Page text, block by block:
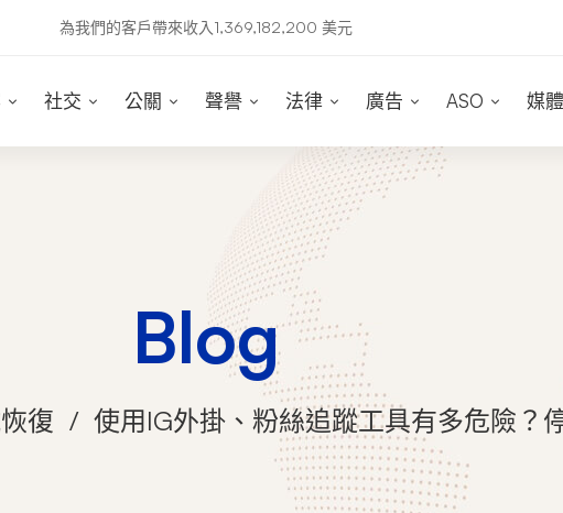
為我們的客戶帶來收入1,369,182,200 美元
社交 公關 聲譽 法律 廣告 ASO 媒體
Blog
復 使用IG外掛、粉絲追蹤工具有多危險？